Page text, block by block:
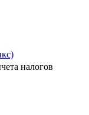
налогов